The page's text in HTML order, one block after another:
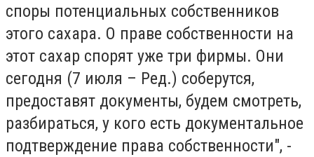
споры потенциальных собственников
этого сахара. О праве собственности на
этот сахар спорят уже три фирмы. Они
сегодня (7 июля – Ред.) соберутся,
предоставят документы, будем смотреть,
разбираться, у кого есть документальное
подтверждение права собственности", -